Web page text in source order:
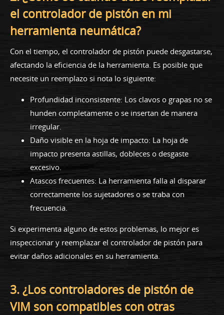
el controlador de pistón en mi
herramienta neumática?
Con el tiempo, el controlador de pistón puede desgastarse,
afectando la eficiencia de la herramienta. Es posible que
necesite un reemplazo si nota lo siguiente:
Profundidad inconsistente: Los clavos o grapas no se
hunden completamente o se insertan de manera
irregular.
Daño visible en la hoja de impacto: La hoja de
impacto presenta astillas, dobleces o desgaste
excesivo.
Atascos frecuentes: La herramienta falla al disparar
correctamente los sujetadores o se traba con
frecuencia.
Si experimenta alguno de estos problemas, lo mejor es
inspeccionar y reemplazar el controlador de pistón para
evitar daños adicionales en su herramienta.
3. ¿Los controladores de pistón de
VIM son compatibles con otras